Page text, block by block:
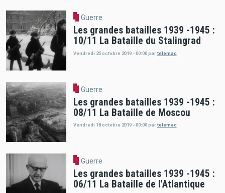
Guerre
Les grandes batailles 1939 -1945 :
10/11 La Bataille du Stalingrad
Vendredi 25 octobre 2019 - 00:00 partelemac
Guerre
Les grandes batailles 1939 -1945 :
08/11 La Bataille de Moscou
Vendredi 18 octobre 2019 - 00:00 partelemac
Guerre
Les grandes batailles 1939 -1945 :
06/11 La Bataille de l'Atlantique